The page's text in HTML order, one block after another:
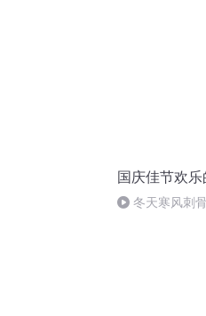
国庆佳节欢乐
冬天寒风刺